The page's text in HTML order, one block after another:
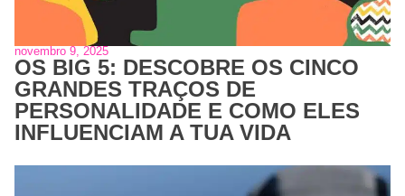
novembro 9, 2025
OS BIG 5: DESCOBRE OS CINCO
GRANDES TRAÇOS DE
PERSONALIDADE E COMO ELES
INFLUENCIAM A TUA VIDA